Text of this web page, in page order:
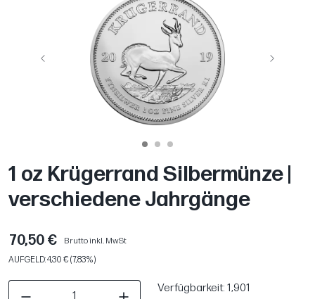
Vorige Weiter
1 oz Krügerrand Silbermünze |
verschiedene Jahrgänge
70,50 €
Brutto inkl. MwSt
AUFGELD: 4,30 € (7,83%)
Verfügbarkeit: 1,901